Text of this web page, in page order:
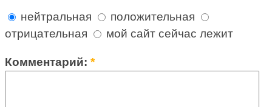
нейтральная
положительная
отрицательная
мой сайт сейчас лежит
Комментарий:*